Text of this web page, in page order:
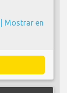
Mostrar en